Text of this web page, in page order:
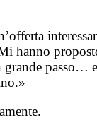
hanno
grande passo…